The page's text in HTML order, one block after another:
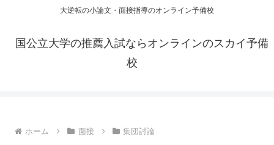
大逆転の小論文・面接指導のオンライン予備校
国公立大学の推薦入試ならオンラインのスカイ予備
校
ホーム 面接 集団討論